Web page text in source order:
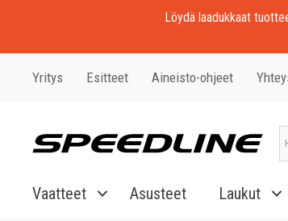
Löydä laadukkaat
Yritys Esitteet Aineisto-ohjeet
Vaatteet Asusteet Laukut